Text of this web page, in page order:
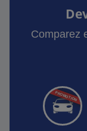
Comparez